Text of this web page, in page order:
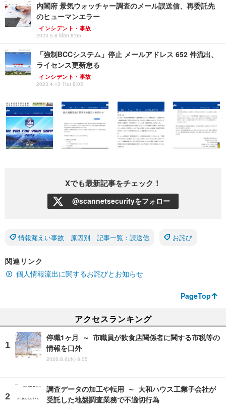
内閣府 景気ウォッチャー調査のメール誤送信、再委託先
のヒューマンエラー
インシデント・事故
2023.5.8 Mon 8:05
「強制BCCシステム」停止 メールアドレス 652 件流出、
ライセンス更新怠る
インシデント・事故
2023.4.13 Thu 8:05
Xでも最新記事をチェック！
@scannetsecurityをフォロー
情報漏えい事故 原因別 記事一覧：誤送信 お詫び
関連リンク
個人情報流出に関するお詫びとお知らせ
PageTop
アクセスランキング
停職1ヶ月 ～ 市職員が飲食店関係者に関する市税等の
情報を口外
2026.8.6(木) 8:05
調査データの加工や転用 ～ 大和ハウス工業子会社が
受託した地盤調査業務で不適切行為